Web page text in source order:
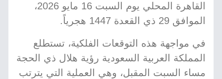
القاهرة المحلي يوم السبت 16 مايو 2026،
الموافق 29 ذي القعدة 1447 هجرياً.
في مواجهة هذه التوقعات الفلكية، تستطلع
المملكة العربية السعودية رؤية هلال ذي الحجة
مساء السبت المقبل، وهي العملية التي يترتب